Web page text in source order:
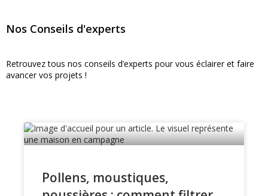
Nos Conseils d'experts
Retrouvez tous nos conseils d’experts pour vous éclairer et faire
avancer vos projets !
Pollens, moustiques,